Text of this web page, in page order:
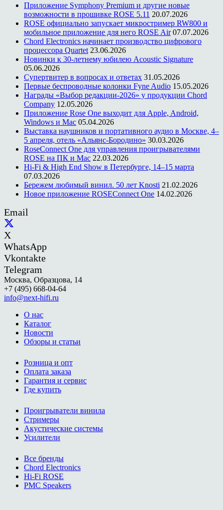
Приложение Symphony Premium и другие новые
возможности в прошивке ROSE 5.11 20.07.2026
ROSE официально запускает микростример RW800 и
мобильное приложение для него ROSE Air 07.07.2026
Chord Electronics начинает производство цифрового
процессора Quartet 23.06.2026
Новинки к 30-летнему юбилею Acoustic Signature
05.06.2026
Супертвитер в вопросах и ответах 31.05.2026
Первые беспроводные колонки Fyne Audio 15.05.2026
Награды «Выбор редакции-2026» у продукции Chord
Company 12.05.2026
Приложение Rose One выходит для Apple, Android,
Windows и Mac 05.04.2026
Выставка наушников и портативного аудио в Москве, 4–
5 апреля, отель «Альянс-Бородино» 30.03.2026
RoseConnect One для управления проигрывателями
ROSE на ПК и Mac 22.03.2026
Hi-Fi & High End Show в Петербурге, 14–15 марта
07.03.2026
Бережем любимый винил. 50 лет Knosti 21.02.2026
Новое приложение ROSEConnect One 14.02.2026
Email
X
WhatsApp
Vkontakte
Telegram
Москва, Образцова, 14
+7 (495) 668-04-64
info@next-hifi.ru
О нас
Каталог
Новости
Обзоры и статьи
Розница и опт
Оплата заказа
Гарантия и сервис
Где купить
Проигрыватели винила
Стримеры
Акустические системы
Усилители
Все бренды
Chord Electronics
Hi-Fi ROSE
PMC Speakers